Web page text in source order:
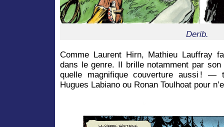
Derib.
Comme Laurent Hirn, Mathieu Lauffray
dans le genre. Il brille notamment par
quelle magnifique couverture aussi ! —
Hugues Labiano ou Ronan Toulhoat pour